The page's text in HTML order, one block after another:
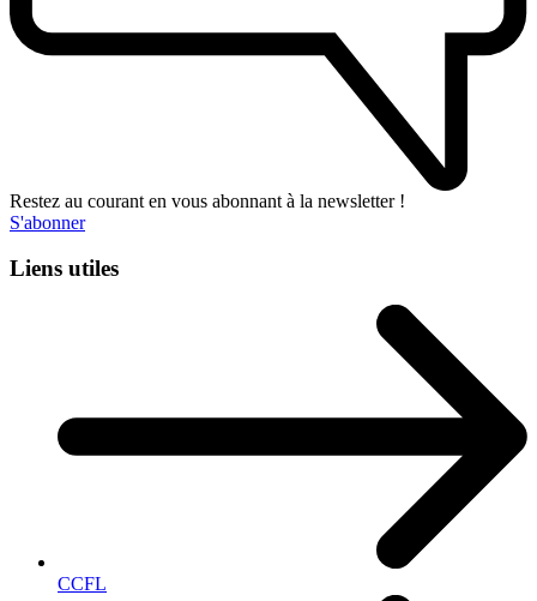
Restez au courant en vous abonnant à la newsletter !
S'abonner
Liens utiles
CCFL